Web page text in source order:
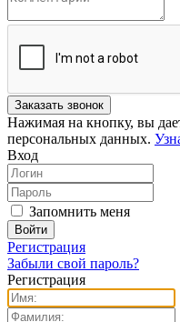
Нажимая на кнопку, вы
персональных данных.
Вход
Запомнить меня
Регистрация
Забыли свой пароль?
Регистрация